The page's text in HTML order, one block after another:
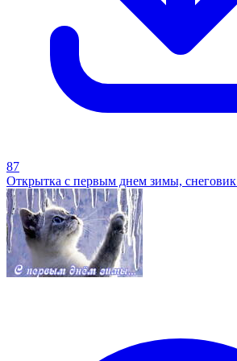
87
Открытка с первым днем зимы, снеговик